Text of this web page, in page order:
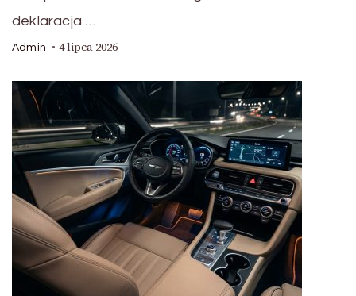
deklaracja …
Admin 4 lipca 2026